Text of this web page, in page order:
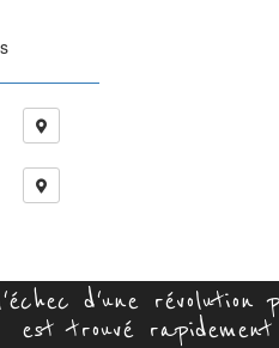
d'une
est trouvé